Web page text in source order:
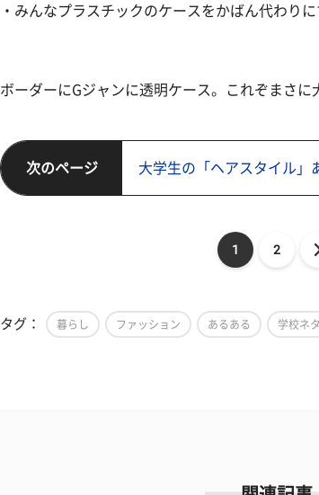
・みんなプラスチックのケースをかばん代わり
ボーダーにGジャンに透明ケース。これぞまさに
次のページ 大学生の「ヘアスタイル」
1 2
タグ： 暮らし ファッション あるある 学校ネタ